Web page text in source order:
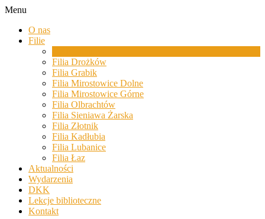
Skip
content
Gminy
mieszczący
Powiecie
Żarskim.
Menu
O nas
Filie
Filia Drożków
Filia Grabik
Filia Mirostowice Dolne
Filia Mirostowice Górne
Filia Olbrachtów
Filia Sieniawa Żarska
Filia Złotnik
Filia Kadłubia
Filia Lubanice
Filia Łaz
Aktualności
Wydarzenia
DKK
Lekcje biblioteczne
Kontakt